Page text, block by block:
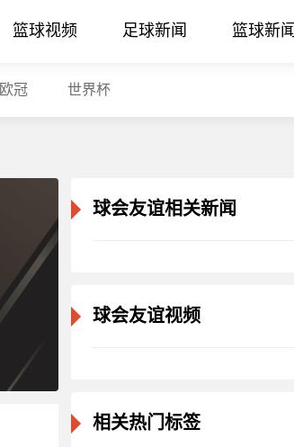
篮球视频 足球新闻 篮球新闻
欧冠 世界杯
球会友谊相关新闻
球会友谊视频
相关热门标签